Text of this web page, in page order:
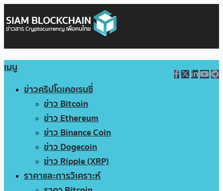
เมนู
ข่าวคริปโตเคอเรนซี่
ข่าว Bitcoin
ข่าว Ethereum
ข่าว Binance Coin
ข่าว Dogecoin
ข่าว Ripple (XRP)
ราคาและการวิเคราะห์